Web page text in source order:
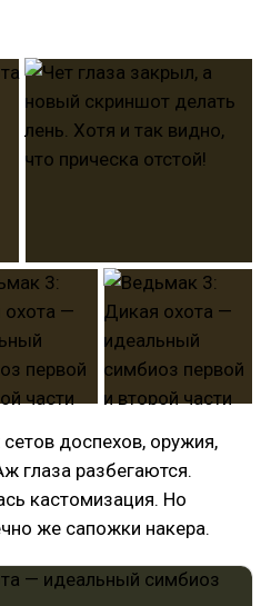
доспехов, оружия,
глаза разбегаются.
кастомизация. Но
же сапожки накера.